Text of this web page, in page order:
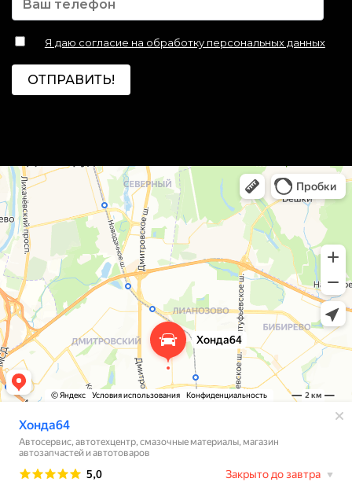
Я даю согласие на обработку персональных данных